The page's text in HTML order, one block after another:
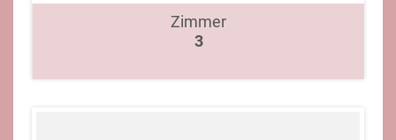
Zimmer
3